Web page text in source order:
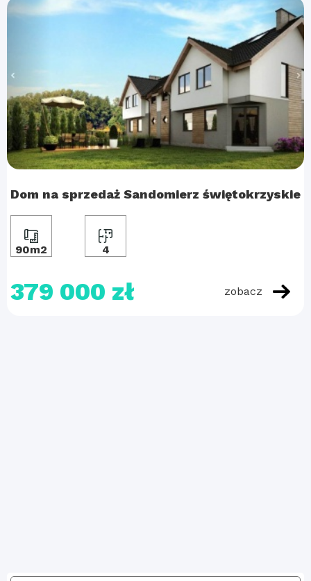
Dom na sprzedaż Sandomierz świętokrzyskie
90m2 4
379 000 zł zobacz